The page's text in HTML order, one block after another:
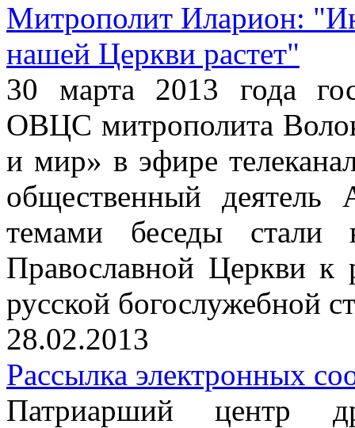
Митрополит Иларион:
нашей Церкви растет"
30 марта 2013 года
ОВЦС митрополита
и мир» в эфире
общественный
темами беседы стали
Православной Церкви к
русской богослужебной
28.02.2013
Рассылка электронных
Патриарший центр